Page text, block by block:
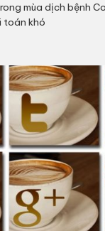
mùa dịch bệnh
toán khó